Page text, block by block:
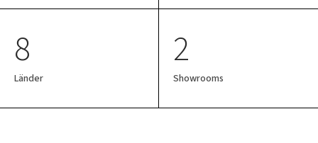
8
Länder
2
Showrooms